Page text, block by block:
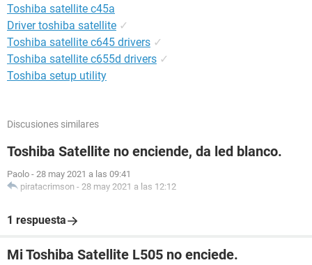
Toshiba satellite c45a
Driver toshiba satellite ✓
Toshiba satellite c645 drivers ✓
Toshiba satellite c655d drivers ✓
Toshiba setup utility
Discusiones similares
Toshiba Satellite no enciende, da led blanco.
Paolo - 28 may 2021 a las 09:41
piratacrimson - 28 may 2021 a las 12:12
1 respuesta
Mi Toshiba Satellite L505 no enciede.